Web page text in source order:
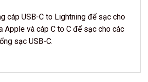
cáp USB-C to Lightning để sạc cho
Apple và cáp C to C để sạc cho các
sạc USB-C.